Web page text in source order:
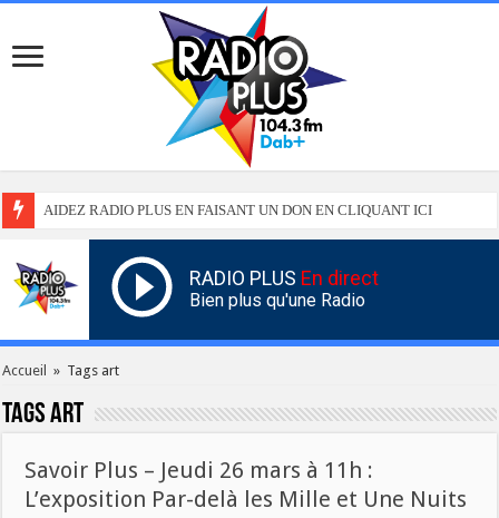
AIDEZ RADIO PLUS EN FAISANT UN DON EN CLIQUANT ICI
RADIO PLUS En direct
Bien plus qu'une Radio
Accueil » Tags art
Tagsart
Savoir Plus – Jeudi 26 mars à 11h :
L’exposition Par-delà les Mille et Une Nuits